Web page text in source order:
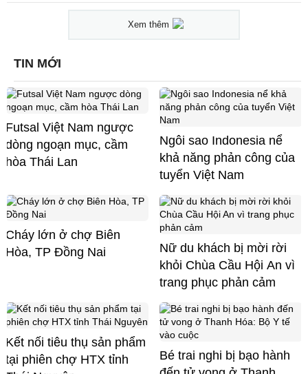
Xem thêm
TIN MỚI
Futsal Việt Nam ngược
dòng ngoạn mục, cầm
hòa Thái Lan
Ngôi sao Indonesia nể
khả năng phản công của
tuyển Việt Nam
Cháy lớn ở chợ Biên
Hòa, TP Đồng Nai
Nữ du khách bị mời rời
khỏi Chùa Cầu Hội An vì
trang phục phản cảm
Kết nối tiêu thụ sản phẩm
tại phiên chợ HTX tỉnh
Bé trai nghi bị bạo hành